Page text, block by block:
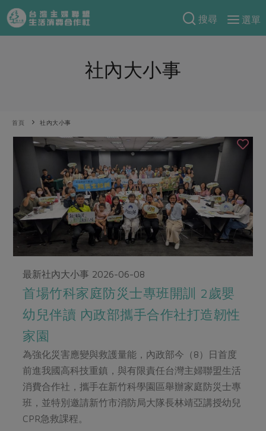
搜尋
選單
產品分類
奶蛋豆・五穀
乳製品
豆製品 米麵雜糧
肉品・水產
畜產肉類 水產
水畜加工品
休閒零嘴 沖泡飲品
保健食品
居家好物
米食
常備菜
蔬食
蛋料理
料理方式
烘焙．點心
醬料
湯品．鍋物
漬物
涼拌沙拉
飲品
把最好的台灣味帶回家！
防災用品預購圓滿結束
2026年端午節預購圓滿結束
更多預購活動
當季產品
合作25-經典快閃最後一週
合作25-精選產品第四彈
合作25-精選產品第三彈
更多當季產品
議題活動
主婦聯盟X樂齡網特約優惠案
主婦食堂 一籃菜真心話
社內大小事 合作聯合國
產品故事 生活提案
樂齡生活
廚房瑜伽
減硝酸鹽
非基改運動 支持本土農糧
廢核運動 能源議題
減添加物 減塑減廢
公益金
關於合作社
認識合作社
關於我們
員工與求才
產品檢驗
自主把關
檢驗報告
硝酸鹽檢驗
社員權益
重要公告
社內大小事
首頁 社內大小事
最新社內大小事 2026-06-08
首場竹科家庭防災士專班開訓 2歲嬰
幼兒伴讀 內政部攜手合作社打造韌性
家園
為強化災害應變與救護量能，內政部今（8）日首度
前進我國高科技重鎮，與有限責任台灣主婦聯盟生活
消費合作社，攜手在新竹科學園區舉辦家庭防災士專
班，並特別邀請新竹市消防局大隊長林靖亞講授幼兒
CPR急救課程。